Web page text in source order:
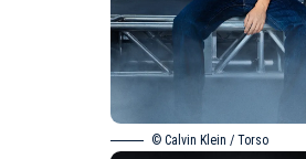
© Calvin Klein / Torso